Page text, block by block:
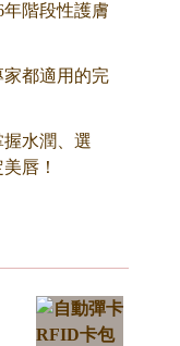
年階段性護膚
家都適用的完
水潤、選
唇！